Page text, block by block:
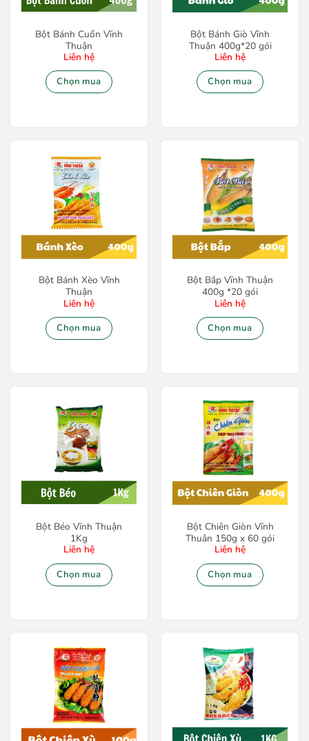
Bột Bánh Cuốn Vĩnh
Thuận
Liên hệ
Chọn mua
Bột Bánh Giò Vĩnh
Thuận 400g*20 gói
Liên hệ
Chọn mua
Bột Bánh Xèo Vĩnh
Thuận
Liên hệ
Chọn mua
Bột Bắp Vĩnh Thuận
400g *20 gói
Liên hệ
Chọn mua
Bột Béo Vĩnh Thuận
1Kg
Liên hệ
Chọn mua
Bột Chiên Giòn Vĩnh
Thuân 150g x 60 gói
Liên hệ
Chọn mua